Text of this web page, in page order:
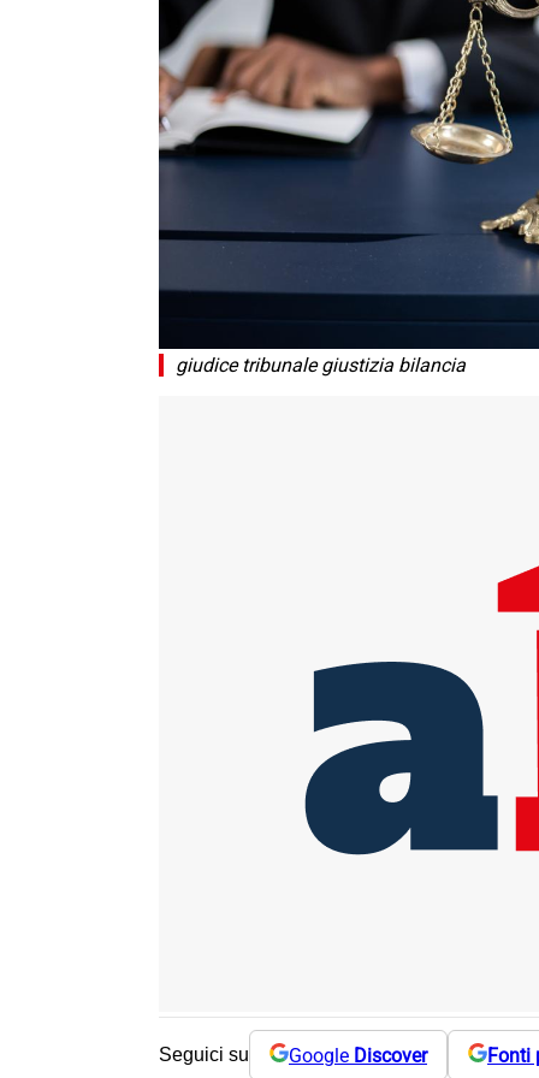
giudice tribunale giustizia bilancia
Seguici su Google Discover Fonti